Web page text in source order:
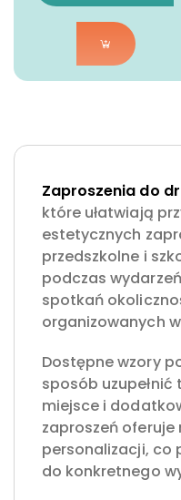
Zaproszenia do
które ułatwiają
estetycznych
przedszkolne i
podczas
spotkań
organizowanych
Dostępne wzory
sposób
miejsce i
zaproszeń oferuje
personalizacji, co
do konkretnego